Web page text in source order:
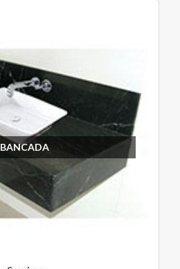
BANCADA